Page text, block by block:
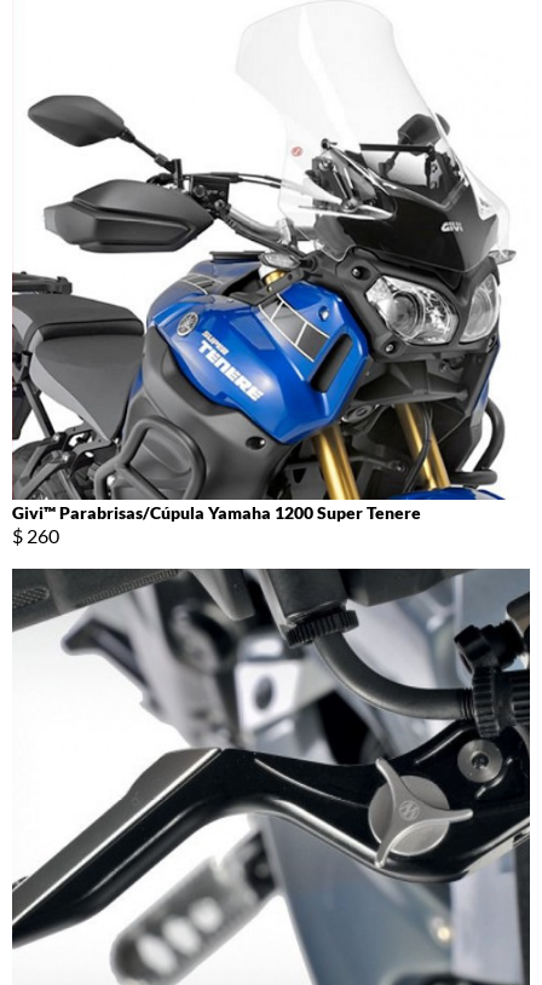
Givi™ Parabrisas/Cúpula Yamaha 1200 Super Tenere
$ 260